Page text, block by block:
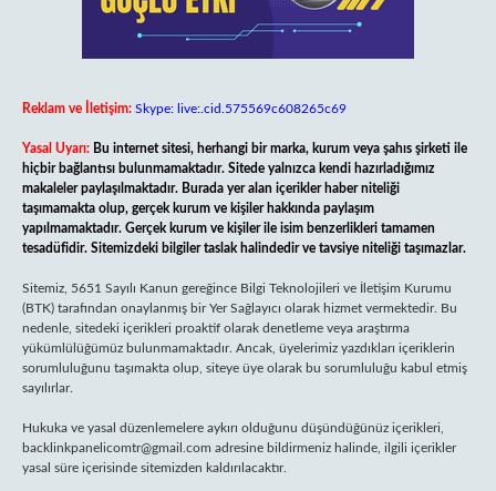
Reklam ve İletişim: Skype: live:.cid.575569c608265c69
Yasal Uyarı: Bu internet sitesi, herhangi bir marka, kurum veya şahıs şirketi ile
hiçbir bağlantısı bulunmamaktadır. Sitede yalnızca kendi hazırladığımız
makaleler paylaşılmaktadır. Burada yer alan içerikler haber niteliği
taşımamakta olup, gerçek kurum ve kişiler hakkında paylaşım
yapılmamaktadır. Gerçek kurum ve kişiler ile isim benzerlikleri tamamen
tesadüfidir. Sitemizdeki bilgiler taslak halindedir ve tavsiye niteliği taşımazlar.
Sitemiz, 5651 Sayılı Kanun gereğince Bilgi Teknolojileri ve İletişim Kurumu
(BTK) tarafından onaylanmış bir Yer Sağlayıcı olarak hizmet vermektedir. Bu
nedenle, sitedeki içerikleri proaktif olarak denetleme veya araştırma
yükümlülüğümüz bulunmamaktadır. Ancak, üyelerimiz yazdıkları içeriklerin
sorumluluğunu taşımakta olup, siteye üye olarak bu sorumluluğu kabul etmiş
sayılırlar.
Hukuka ve yasal düzenlemelere aykırı olduğunu düşündüğünüz içerikleri,
backlinkpanelicomtr@gmail.com adresine bildirmeniz halinde, ilgili içerikler
yasal süre içerisinde sitemizden kaldırılacaktır.